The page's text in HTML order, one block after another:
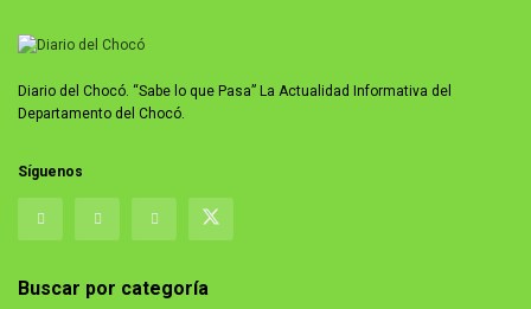
Diario del Chocó. “Sabe lo que Pasa” La Actualidad Informativa del
Departamento del Chocó.
Síguenos
Buscar por categoría